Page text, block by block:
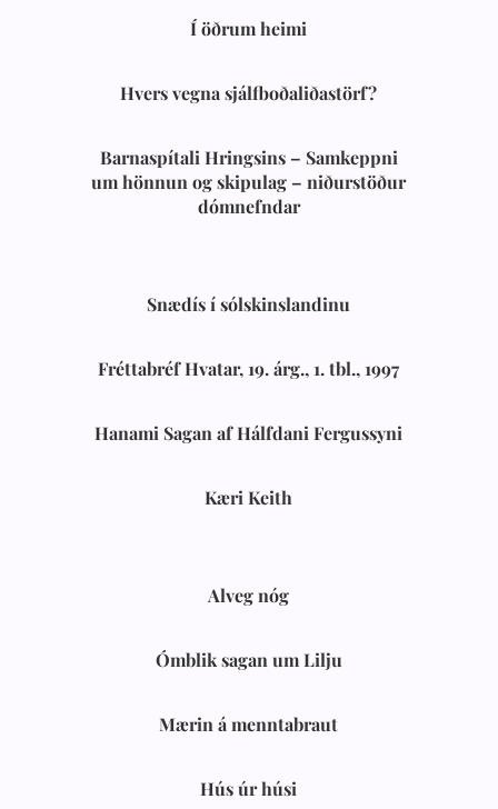
Í öðrum heimi
Hvers vegna sjálfboðaliðastörf?
Barnaspítali Hringsins – Samkeppni
um hönnun og skipulag – niðurstöður
dómnefndar
Snædís í sólskinslandinu
Fréttabréf Hvatar, 19. árg., 1. tbl., 1997
Hanami Sagan af Hálfdani Fergussyni
Kæri Keith
Alveg nóg
Ómblik sagan um Lilju
Mærin á menntabraut
Hús úr húsi